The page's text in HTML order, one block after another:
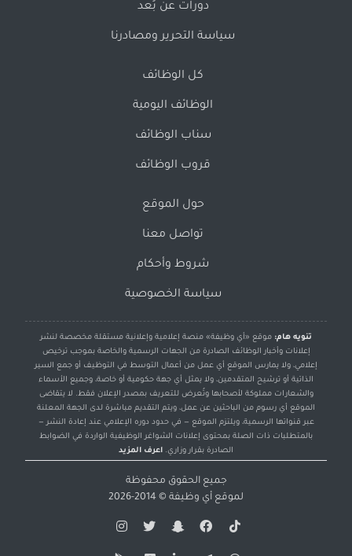
دورات عن بُعد
سياسة التحرير ومصادرنا
كل الوظائف
الوظائف اليومية
سناب الوظائف
قروب الوظائف
حول الموقع
تواصل معنا
شروط وأحكام
سياسة الخصوصية
تنويه هام: موقع «أي وظيفة» منصة إعلامية وإعلانية مستقلة مخصصة لنشر
إعلانات وأخبار الوظائف الصادرة من الجهات الرسمية والخاصة بموجب ترخيص
إعلامي، ولا يمارس الموقع أي عمل من أعمال التوسط في التوظيف أو جمع السير
الذاتية أو ترشيح المتقدمين، ولا يمثل أي جهة حكومية أو خاصة، وجميع الأسماء
والشعارات مملوكة لأصحابها وتُعرض للتعريف بمصدر الإعلان فقط. لا يتقاضى
الموقع أي رسوم من الباحثين عن عمل، ويتم التقديم مباشرة لدى الجهة المعلنة
عبر قنواتها الرسمية، ويلتزم الموقع — في حدود دوره الإعلامي عند إعادة النشر —
بالمتطلبات ذات الصلة بمحتوى إعلانات الشواغر الوظيفية الواردة في الضوابط
الصادرة بقرار وزاري. اعرف المزيد
جميع الحقوق محفوظة
لموقع أي وظيفة © 2014-2026